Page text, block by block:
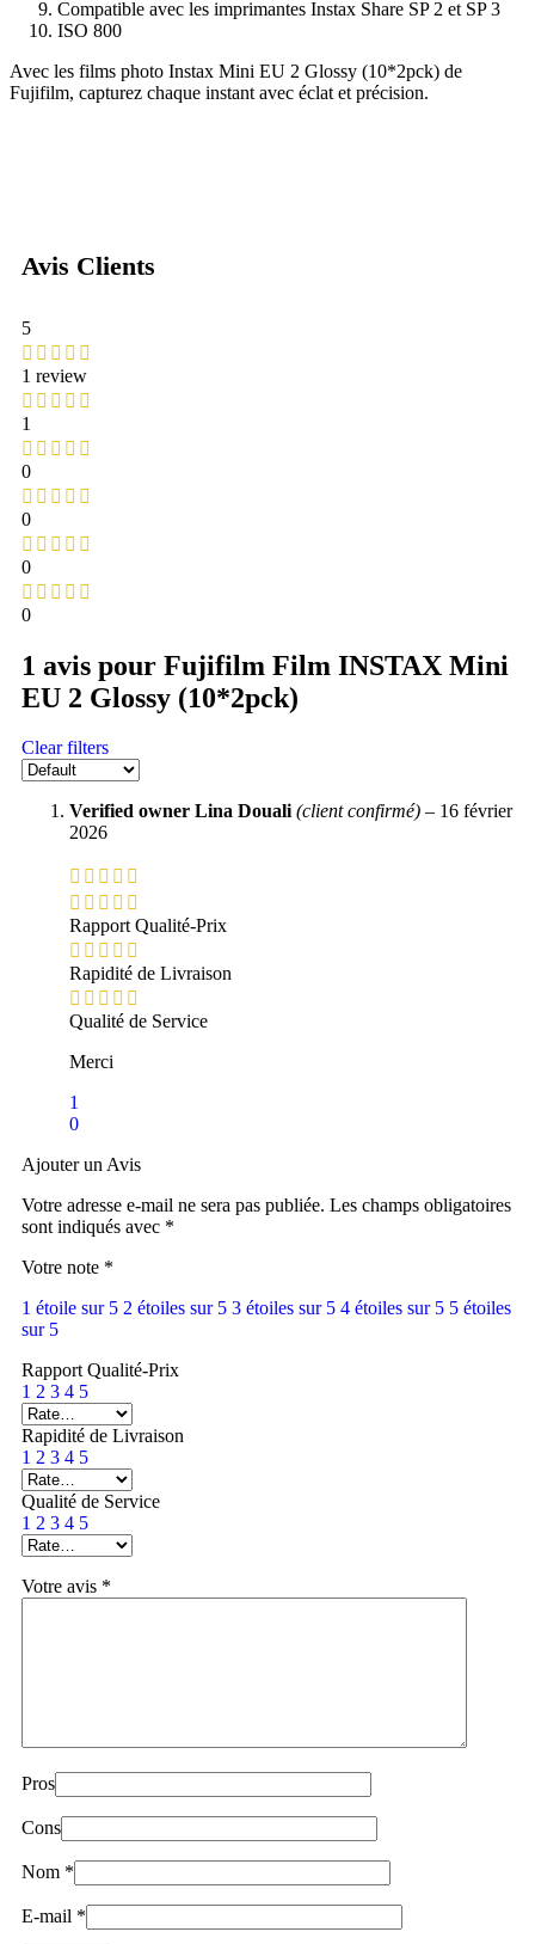
Compatible avec les imprimantes Instax Share SP 2 et SP 3
ISO 800
Avec les films photo Instax Mini EU 2 Glossy (10*2pck) de
Fujifilm, capturez chaque instant avec éclat et précision.
Avis Clients
5
1 review
1
0
0
0
0
1 avis pour Fujifilm Film INSTAX Mini
EU 2 Glossy (10*2pck)
Clear filters
Verified owner Lina Douali(client confirmé) – 16 février
2026
Rapport Qualité-Prix
Rapidité de Livraison
Qualité de Service
Merci
1
0
Ajouter un Avis
Votre adresse e-mail ne sera pas publiée. Les champs obligatoires
sont indiqués avec *
Votre note *
1 étoile sur 5 2 étoiles sur 5 3 étoiles sur 5 4 étoiles sur 5 5 étoiles
sur 5
Rapport Qualité-Prix
1 2 3 4 5
Rapidité de Livraison
1 2 3 4 5
Qualité de Service
1 2 3 4 5
Votre avis *
Pros
Cons
Nom *
E-mail *